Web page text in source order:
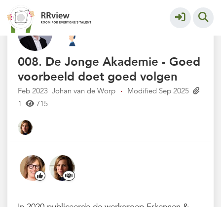
Kennisbank // Knowledge Base More
008. De Jonge Akademie - Goed
voorbeeld doet goed volgen
Feb 2023 Johan van de Worp · Modified Sep 2025
1
715